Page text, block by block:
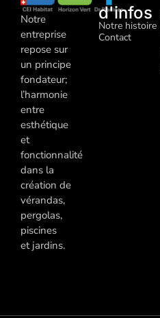
Notre
entreprise
repose sur
un principe
fondateur;
l’harmonie
entre
esthétique
et
fonctionnalité
dans la
création de
vérandas,
pergolas,
piscines
et jardins.
d'infos
Notre histoire
Contact